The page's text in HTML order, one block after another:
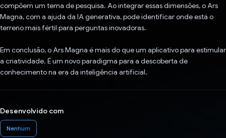
compõem um tema de pesquisa. Ao integrar essas dimensões, o Ars
Magna, com a ajuda da IA generativa, pode identificar onde está o
terreno mais fértil para perguntas inovadoras.
Em conclusão, o Ars Magna é mais do que um aplicativo para estimular
a criatividade. É um novo paradigma para a descoberta de
conhecimento na era da inteligência artificial.
Desenvolvido com
Nenhum